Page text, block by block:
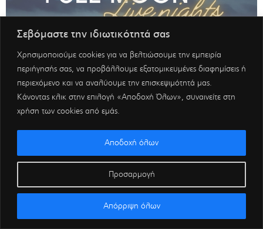
Σεβόμαστε την ιδιωτικότητά σας
Χρησιμοποιούμε cookies για να βελτιώσουμε την εμπειρία
περιήγησής σας, να προβάλλουμε εξατομικευμένες διαφημίσεις ή
περιεχόμενο και να αναλύουμε την επισκεψιμότητά μας.
Κάνοντας κλικ στην επιλογή «Αποδοχή Όλων», συναινείτε στη
χρήση των cookies από εμάς.
Προσαρμογή
Απόρριψη όλων
Αποδοχή όλων